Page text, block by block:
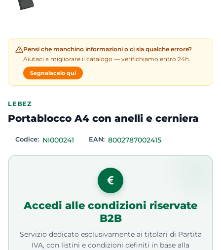
Pensi che manchino informazioni o ci sia qualche errore?
Aiutaci a migliorare il catalogo — verifichiamo entro 24h.
Segnalacelo qui
LEBEZ
Portablocco A4 con anelli e cerniera
Codice: NI000241 EAN: 8002787002415
Accedi alle condizioni riservate
B2B
Servizio dedicato esclusivamente ai titolari di Partita
IVA, con listini e condizioni definiti in base alla